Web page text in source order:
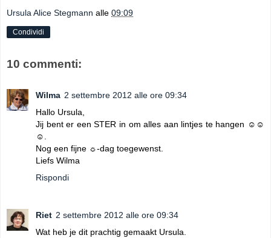
Ursula Alice Stegmann alle 09:09
Condividi
10 commenti:
Wilma 2 settembre 2012 alle ore 09:34
Hallo Ursula,
Jij bent er een STER in om alles aan lintjes te hangen ☺☺
☺.
Nog een fijne ☼-dag toegewenst.
Liefs Wilma
Rispondi
Riet 2 settembre 2012 alle ore 09:34
Wat heb je dit prachtig gemaakt Ursula.